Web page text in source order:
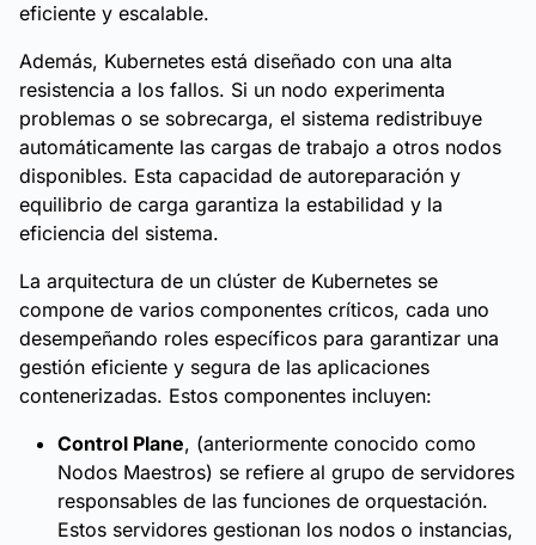
eficiente y escalable.
Además, Kubernetes está diseñado con una alta
resistencia a los fallos. Si un nodo experimenta
problemas o se sobrecarga, el sistema redistribuye
automáticamente las cargas de trabajo a otros nodos
disponibles. Esta capacidad de autoreparación y
equilibrio de carga garantiza la estabilidad y la
eficiencia del sistema.
La arquitectura de un clúster de Kubernetes se
compone de varios componentes críticos, cada uno
desempeñando roles específicos para garantizar una
gestión eficiente y segura de las aplicaciones
contenerizadas. Estos componentes incluyen:
Control Plane, (anteriormente conocido como
Nodos Maestros) se refiere al grupo de servidores
responsables de las funciones de orquestación.
Estos servidores gestionan los nodos o instancias,